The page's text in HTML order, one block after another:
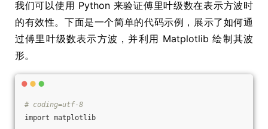
我们可以使用 Python 来验证傅里叶级数在表示方波时
的有效性。下面是一个简单的代码示例，展示了如何通
过傅里叶级数表示方波，并利用 Matplotlib 绘制其波
形。
# coding=utf-8
import matplotlib